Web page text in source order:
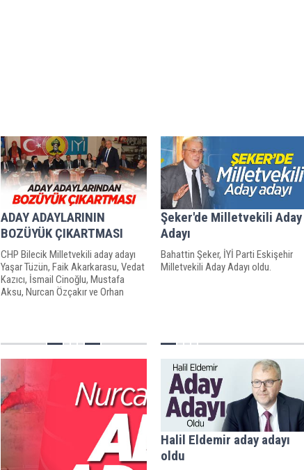
ADAY ADAYLARININ
BOZÜYÜK ÇIKARTMASI
CHP Bilecik Milletvekili aday adayı
Yaşar Tüzün, Faik Akarkarasu, Vedat
Kazıcı, İsmail Cinoğlu, Mustafa
Aksu, Nurcan Özçakır ve Orhan
ziyaretlerde bulundu.
Şeker'de Milletvekili Aday
Adayı
Bahattin Şeker, İYİ Parti Eskişehir
Milletvekili Aday Adayı oldu.
Halil Eldemir aday adayı
oldu